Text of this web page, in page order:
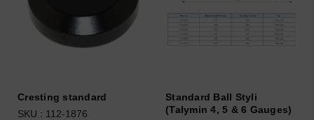
Cresting standard
SKU : 112-1876
Standard Ball Styli
(Talymin 4, 5 & 6 Gauges)